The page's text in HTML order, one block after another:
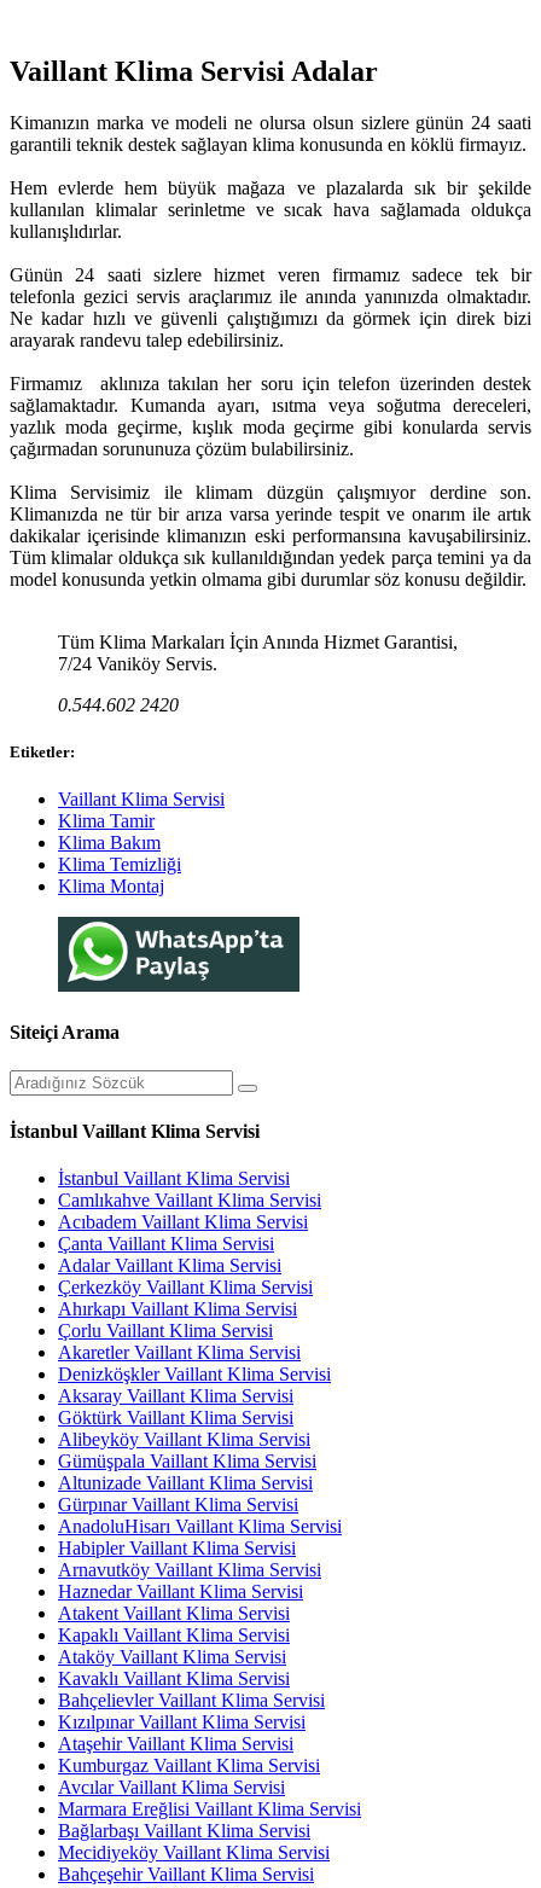
Vaillant Klima Servisi Adalar
Kimanızın marka ve modeli ne olursa olsun sizlere günün 24 saati
garantili teknik destek sağlayan klima konusunda en köklü firmayız.
Hem evlerde hem büyük mağaza ve plazalarda sık bir şekilde
kullanılan klimalar serinletme ve sıcak hava sağlamada oldukça
kullanışlıdırlar.
Günün 24 saati sizlere hizmet veren firmamız sadece tek bir
telefonla gezici servis araçlarımız ile anında yanınızda olmaktadır.
Ne kadar hızlı ve güvenli çalıştığımızı da görmek için direk bizi
arayarak randevu talep edebilirsiniz.
Firmamız aklınıza takılan her soru için telefon üzerinden destek
sağlamaktadır. Kumanda ayarı, ısıtma veya soğutma dereceleri,
yazlık moda geçirme, kışlık moda geçirme gibi konularda servis
çağırmadan sorununuza çözüm bulabilirsiniz.
Klima Servisimiz ile klimam düzgün çalışmıyor derdine son.
Klimanızda ne tür bir arıza varsa yerinde tespit ve onarım ile artık
dakikalar içerisinde klimanızın eski performansına kavuşabilirsiniz.
Tüm klimalar oldukça sık kullanıldığından yedek parça temini ya da
model konusunda yetkin olmama gibi durumlar söz konusu değildir.
Tüm Klima Markaları İçin Anında Hizmet Garantisi,
7/24 Vaniköy Servis.
0.544.602 2420
Etiketler:
Vaillant Klima Servisi
Klima Tamir
Klima Bakım
Klima Temizliği
Klima Montaj
Siteiçi Arama
İstanbul Vaillant Klima Servisi
İstanbul Vaillant Klima Servisi
Camlıkahve Vaillant Klima Servisi
Acıbadem Vaillant Klima Servisi
Çanta Vaillant Klima Servisi
Adalar Vaillant Klima Servisi
Çerkezköy Vaillant Klima Servisi
Ahırkapı Vaillant Klima Servisi
Çorlu Vaillant Klima Servisi
Akaretler Vaillant Klima Servisi
Denizköşkler Vaillant Klima Servisi
Aksaray Vaillant Klima Servisi
Göktürk Vaillant Klima Servisi
Alibeyköy Vaillant Klima Servisi
Gümüşpala Vaillant Klima Servisi
Altunizade Vaillant Klima Servisi
Gürpınar Vaillant Klima Servisi
AnadoluHisarı Vaillant Klima Servisi
Habipler Vaillant Klima Servisi
Arnavutköy Vaillant Klima Servisi
Haznedar Vaillant Klima Servisi
Atakent Vaillant Klima Servisi
Kapaklı Vaillant Klima Servisi
Ataköy Vaillant Klima Servisi
Kavaklı Vaillant Klima Servisi
Bahçelievler Vaillant Klima Servisi
Kızılpınar Vaillant Klima Servisi
Ataşehir Vaillant Klima Servisi
Kumburgaz Vaillant Klima Servisi
Avcılar Vaillant Klima Servisi
Marmara Ereğlisi Vaillant Klima Servisi
Bağlarbaşı Vaillant Klima Servisi
Mecidiyeköy Vaillant Klima Servisi
Bahçeşehir Vaillant Klima Servisi